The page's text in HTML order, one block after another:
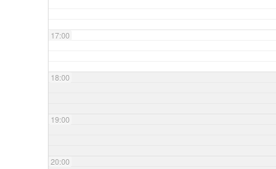
17:00
18:00
19:00
20:00